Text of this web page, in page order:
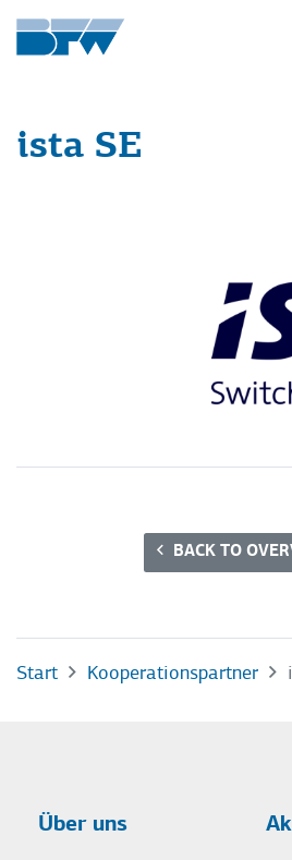
Zum Inhalt springen
ista SE
BACK TO
Start Kooperationspartner
Über uns